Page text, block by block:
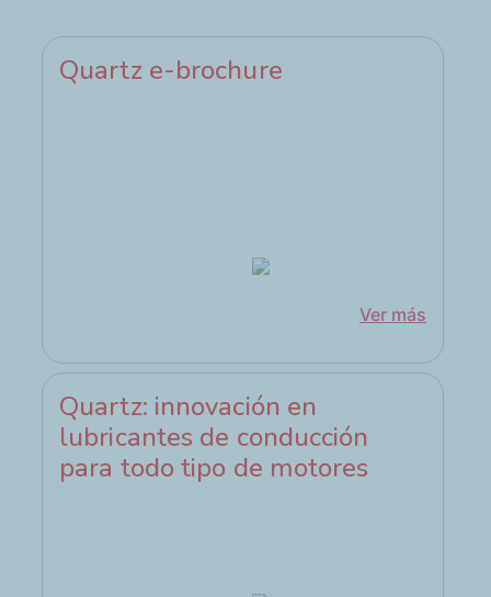
Quartz e-brochure
Ver más
Quartz: innovación en
lubricantes de conducción
para todo tipo de motores